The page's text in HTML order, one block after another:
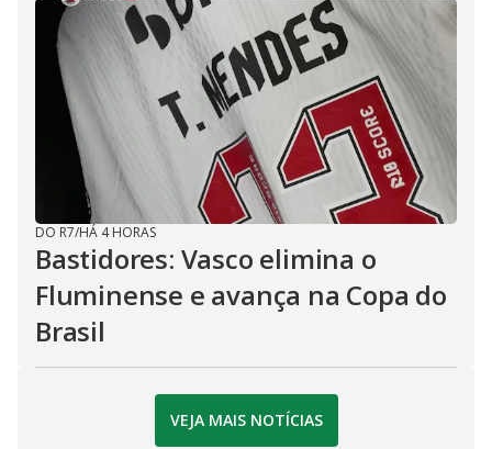
DO R7/HÁ 4 HORAS
Bastidores: Vasco elimina o
Fluminense e avança na Copa do
Brasil
VEJA MAIS NOTÍCIAS